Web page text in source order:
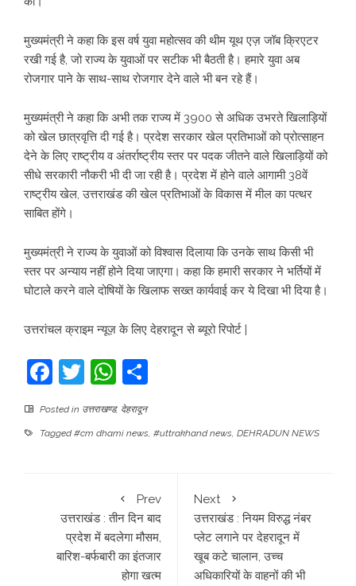
मुख्यमंत्री ने कहा कि इस वर्ष युवा महोत्सव की थीम यूथ एज़ जॉब क्रिएटर
रखी गई है, जो राज्य के युवाओं पर सटीक भी बैठती है। हमारे युवा अब
रोजगार पाने के साथ-साथ रोजगार देने वाले भी बन रहे हैं।
मुख्यमंत्री ने कहा कि अभी तक राज्य में 3900 से अधिक उभरते खिलाड़ियों
को खेल छात्रवृत्ति दी गई है। प्रदेश सरकार खेल प्रतिभाओं को प्रोत्साहन
देने के लिए राष्ट्रीय व अंतर्राष्ट्रीय स्तर पर पदक जीतने वाले खिलाड़ियों को
सीधे सरकारी नौकरी भी दी जा रही है। प्रदेश में होने वाले आगामी 38वें
राष्ट्रीय खेल, उत्तराखंड की खेल प्रतिभाओं के विकास में मील का पत्थर
साबित होंगे।
मुख्यमंत्री ने राज्य के युवाओं को विश्वास दिलाया कि उनके साथ किसी भी
स्तर पर अन्याय नहीं होने दिया जाएगा। कहा कि हमारी सरकार ने भर्तियों में
घोटाले करने वाले दोषियों के खिलाफ सख्त कार्यवाई कर ये दिखा भी दिया है।
उत्तरांचल क्राइम न्यूज़ के लिए देहरादून से ब्यूरो रिपोर्ट |
Facebook
TwitterWhatsApp
Posted in उत्तराखण्ड, देहरादून
Tagged#cm dhami news, #uttrakhand news, DEHRADUN NEWS
Prev
उत्तराखंड : तीन दिन बाद
प्रदेश में बदलेगा मौसम,
बारिश-बर्फबारी का इंतजार
होगा खत्म
Next
उत्तराखंड : नियम विरुद्ध नंबर
प्लेट लगाने पर देहरादून में
खूब कटे चालान, उच्च
अधिकारियों के वाहनों की भी